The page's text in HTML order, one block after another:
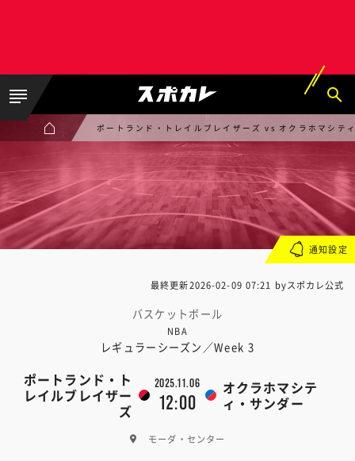
ポートランド・トレイルブレイザーズ vs オクラホマシテ
最終更新2026-02-09 07:21 byスポカレ公式
バスケットボール
NBA
レギュラーシーズン／Week 3
ポートランド・ト
レイルブレイザー
ズ
2025.11.06
12:00
オクラホマシテ
ィ・サンダー
モーダ・センター
通知設定